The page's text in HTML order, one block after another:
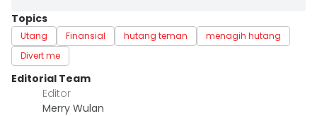
Topics
Utang Finansial hutang teman
menagih hutang
Divert me
Editorial Team
Editor
Merry Wulan